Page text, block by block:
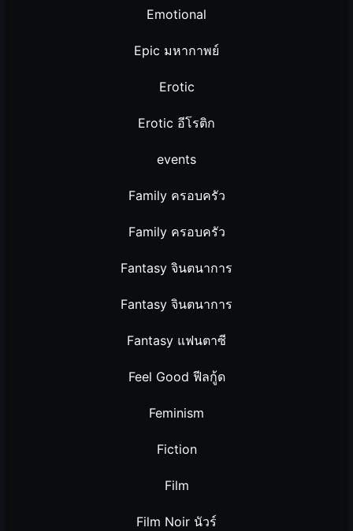
Emotional
Epic มหากาพย์
Erotic
Erotic อีโรติก
events
Family ครอบครัว
Family ครอบครัว
Fantasy จินตนาการ
Fantasy จินตนาการ
Fantasy แฟนตาซี
Feel Good ฟีลกู้ด
Feminism
Fiction
Film
Film Noir นัวร์